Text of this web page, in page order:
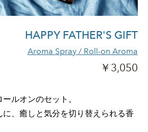
HAPPY FATHER'S GIFT
Aroma Spray / Roll-on Aroma
￥3,050
ルオンのセット。
、癒しと気分を切り替えられる香